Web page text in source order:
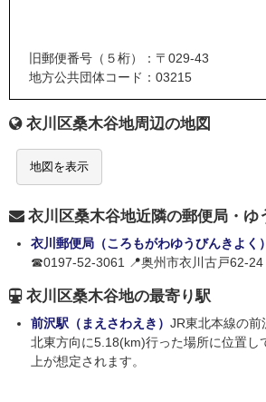
旧郵便番号（５桁）：〒029-43
地方公共団体コード：03215
衣川区桑木谷地周辺の地図
地図を表示
衣川区桑木谷地近隣の郵便局・ゆ
衣川郵便局（ころもがわゆうびんきよく）
☎0197-52-3061 📍奥州市衣川古戸62-24
衣川区桑木谷地の最寄り駅
前沢駅（まえさわえき） JR東北本線の前
北東方向に5.18(km)行った場所に位置し
上が想定されます。